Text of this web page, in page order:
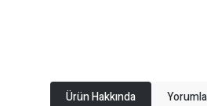
Ürün Hakkında